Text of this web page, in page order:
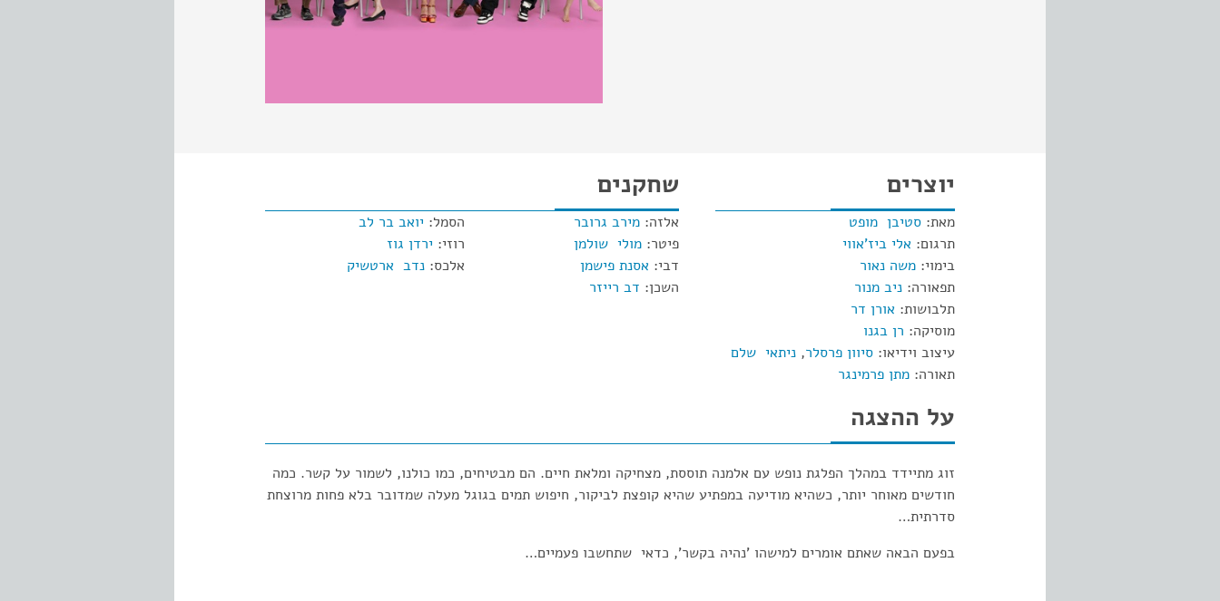
יוצרים
מאת: סטיבן מופט
תרגום: אלי ביז'אווי
בימוי: משה נאור
תפאורה: ניב מנור
תלבושות: אורן דר
מוסיקה: רן בגנו
עיצוב וידיאו: סיוון פרסלר, ניתאי שלם
תאורה: מתן פרמינגר
שחקנים
אלזה: מירב גרובר
פיטר: מולי שולמן
דבי: אסנת פישמן
השכן: דב רייזר
הסמל: יואב בר לב
רוזי: ירדן גוז
אלכס: נדב ארטשיק
על ההצגה
זוג מתיידד במהלך הפלגת נופש עם אלמנה תוססת, מצחיקה ומלאת חיים. הם מבטיחים, כמו כולנו, לשמור על קשר. כמה
חודשים מאוחר יותר, כשהיא מודיעה במפתיע שהיא קופצת לביקור, חיפוש תמים בגוגל מעלה שמדובר בלא פחות מרוצחת
סדרתית…
בפעם הבאה שאתם אומרים למישהו 'נהיה בקשר', כדאי שתחשבו פעמיים…